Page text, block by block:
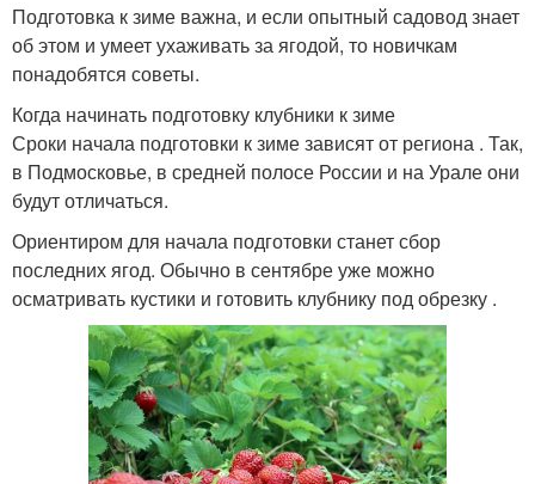
Подготовка к зиме важна, и если опытный садовод знает
об этом и умеет ухаживать за ягодой, то новичкам
понадобятся советы.
Когда начинать подготовку клубники к зиме
Сроки начала подготовки к зиме зависят от региона . Так,
в Подмосковье, в средней полосе России и на Урале они
будут отличаться.
Ориентиром для начала подготовки станет сбор
последних ягод. Обычно в сентябре уже можно
осматривать кустики и готовить клубнику под обрезку .